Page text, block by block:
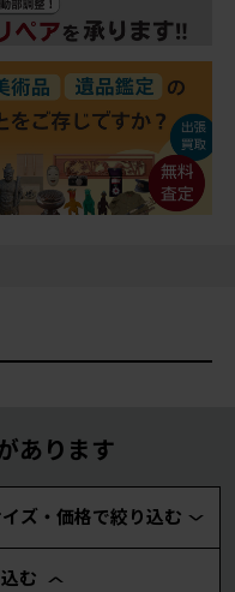
あります
ズ・価格で絞り込む
む